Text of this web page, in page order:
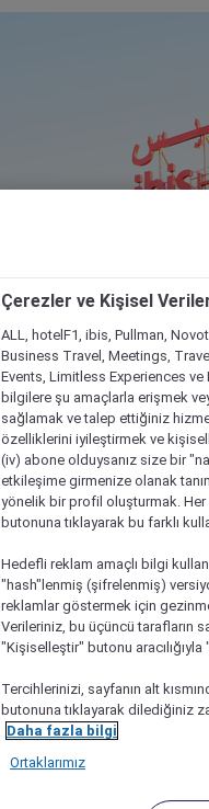
Çerezler ve Kişisel
ALL, hotelF1, ibis, Pullman,
Business Travel, Meetings,
Events, Limitless Experiences
bilgilere şu amaçlarla erişmek
sağlamak ve talep ettiğiniz
özelliklerini iyileştirmek ve
(iv) abone olduysanız size bir
etkileşime girmenize olanak
yönelik bir profil oluşturmak.
butonuna tıklayarak bu farklı
Hedefli reklam amaçlı bilgi
"hash"lenmiş (şifrelenmiş)
reklamlar göstermek için
Verileriniz, bu üçüncü tarafların
"Kişiselleştir" butonu
Tercihlerinizi, sayfanın alt
butonuna tıklayarak dilediğiniz
Daha fazla bilgi
Ortaklarımız